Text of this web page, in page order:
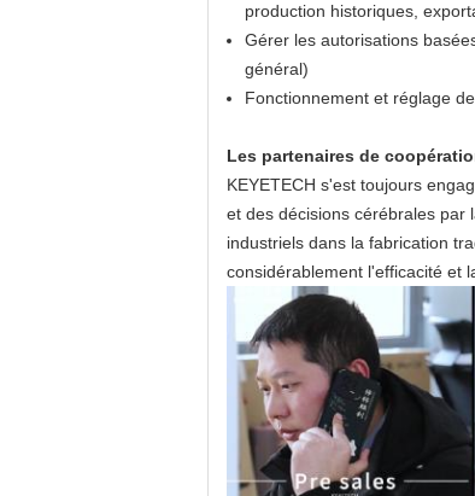
production historiques,
Gérer les autorisations
général)
Fonctionnement et réglage
Les partenaires de
KEYETECH s'est toujours
et des décisions cérébrales par
industriels dans la fabrication
considérablement l'efficacité et